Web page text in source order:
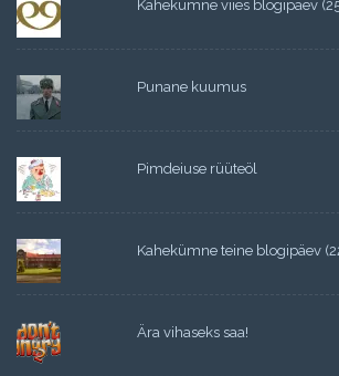
Kahekümne viies blogipäev
Punane kuumus
Pimdeiuse rüüteöl
Kahekümne teine blogipäev
Ära vihaseks saa!